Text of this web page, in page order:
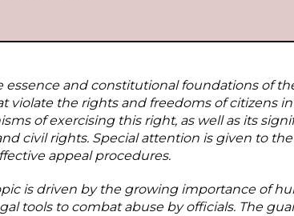
essence and constitutional foundations of
violate the rights and freedoms of citizens
of exercising this right, as well as its
civil rights. Special attention is given to
appeal procedures.
is driven by the growing importance of
tools to combat abuse by officials. The